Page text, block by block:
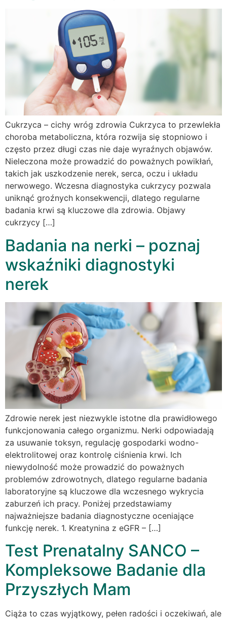
Cukrzyca – cichy wróg zdrowia Cukrzyca to przewlekła
choroba metaboliczna, która rozwija się stopniowo i
często przez długi czas nie daje wyraźnych objawów.
Nieleczona może prowadzić do poważnych powikłań,
takich jak uszkodzenie nerek, serca, oczu i układu
nerwowego. Wczesna diagnostyka cukrzycy pozwala
uniknąć groźnych konsekwencji, dlatego regularne
badania krwi są kluczowe dla zdrowia. Objawy
cukrzycy […]
Badania na nerki – poznaj
wskaźniki diagnostyki
nerek
Zdrowie nerek jest niezwykle istotne dla prawidłowego
funkcjonowania całego organizmu. Nerki odpowiadają
za usuwanie toksyn, regulację gospodarki wodno-
elektrolitowej oraz kontrolę ciśnienia krwi. Ich
niewydolność może prowadzić do poważnych
problemów zdrowotnych, dlatego regularne badania
laboratoryjne są kluczowe dla wczesnego wykrycia
zaburzeń ich pracy. Poniżej przedstawiamy
najważniejsze badania diagnostyczne oceniające
funkcję nerek. 1. Kreatynina z eGFR – […]
Test Prenatalny SANCO –
Kompleksowe Badanie dla
Przyszłych Mam
Ciąża to czas wyjątkowy, pełen radości i oczekiwań, ale